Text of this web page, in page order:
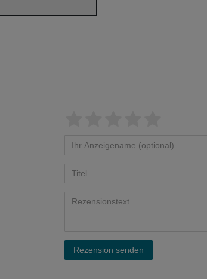
Rezension senden